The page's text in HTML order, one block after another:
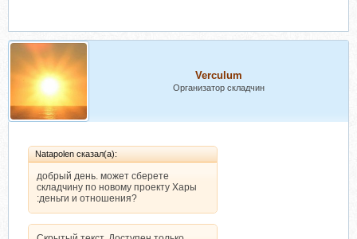
Verculum
Организатор складчин
Natapolen сказал(а):
добрый день. может сберете
складчину по новому проекту Хары
:деньги и отношения?